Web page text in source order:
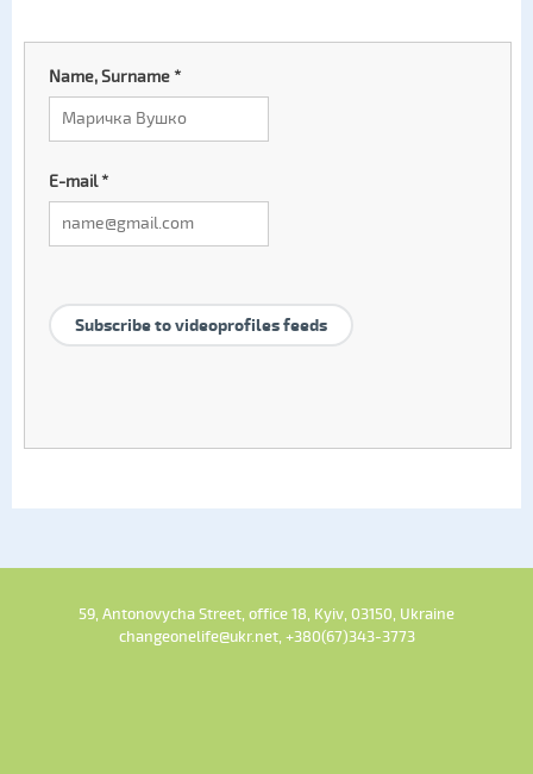
Name, Surname*
E-mail*
Subscribe to videoprofiles feeds
59, Antonovycha Street, office 18, Kyiv, 03150, Ukraine
changeonelife@ukr.net, +380(67)343-3773